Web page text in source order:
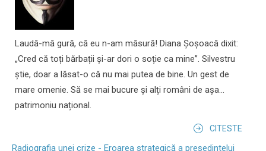
Laudă-mă gură, că eu n-am măsură! Diana Șoșoacă dixit:
„Cred că toți bărbații și-ar dori o soție ca mine”. Silvestru
știe, doar a lăsat-o că nu mai putea de bine. Un gest de
mare omenie. Să se mai bucure și alți români de așa...
patrimoniu național.
CITESTE
Radiografia unei crize - Eroarea strategică a președintelui